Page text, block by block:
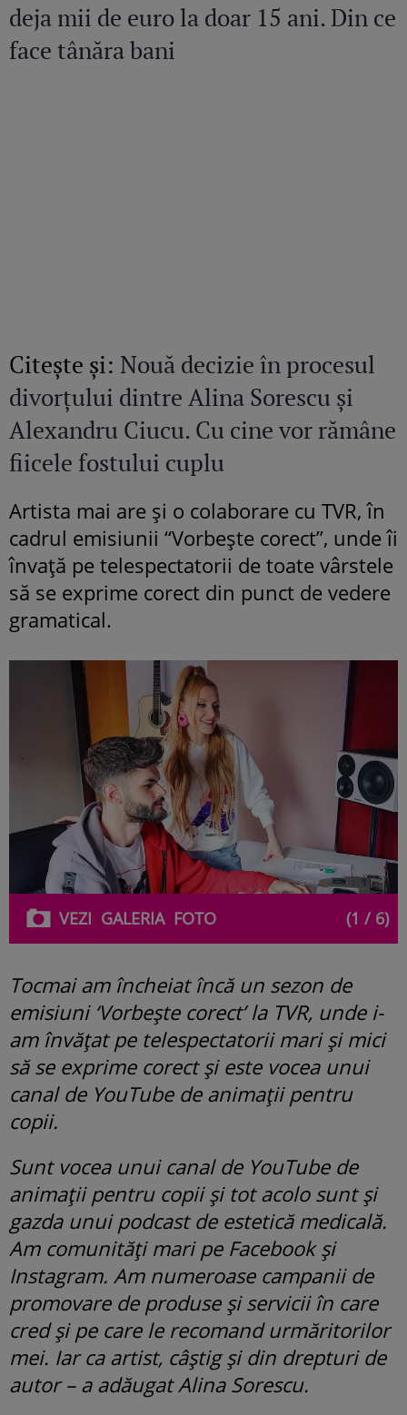
deja mii de euro la doar 15 ani. Din ce
face tânăra bani
Citeşte şi: Nouă decizie în procesul
divorțului dintre Alina Sorescu și
Alexandru Ciucu. Cu cine vor rămâne
fiicele fostului cuplu
Artista mai are și o colaborare cu TVR, în
cadrul emisiunii “Vorbește corect”, unde îi
învață pe telespectatorii de toate vârstele
să se exprime corect din punct de vedere
gramatical.
VEZI GALERIAFOTO (1 / 6)
Tocmai am încheiat încă un sezon de
emisiuni ‘Vorbește corect’ la TVR, unde i-
am învățat pe telespectatorii mari și mici
să se exprime corect și este vocea unui
canal de YouTube de animații pentru
copii.
Sunt vocea unui canal de YouTube de
animații pentru copii și tot acolo sunt și
gazda unui podcast de estetică medicală.
Am comunități mari pe Facebook și
Instagram. Am numeroase campanii de
promovare de produse și servicii în care
cred și pe care le recomand urmăritorilor
mei. Iar ca artist, câștig și din drepturi de
autor – a adăugat Alina Sorescu.